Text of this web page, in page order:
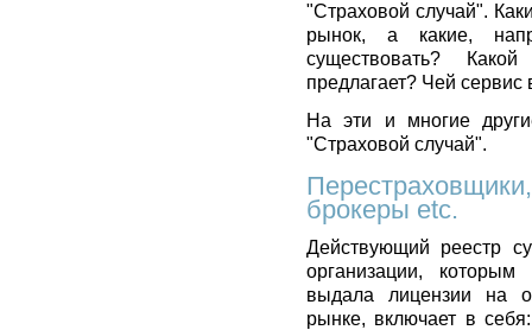
"Страховой случай".
рынок, а какие,
существовать?
предлагает? Чей
На эти и многие
"Страховой случай".
брокеры etc.
Действующий реестр
организации,
выдала лицензии на
рынке, включает в